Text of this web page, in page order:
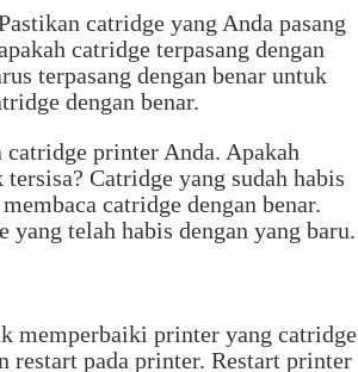
catridge yang Anda pasang
catridge terpasang dengan
terpasang dengan benar untuk
dengan benar.
printer Anda. Apakah
Catridge yang sudah habis
catridge dengan benar.
telah habis dengan yang baru.
memperbaiki printer yang catridge
restart pada printer. Restart printer